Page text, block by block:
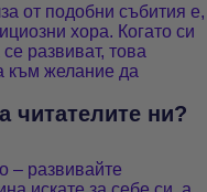
от подобни събития е,
хора. Когато си
развиват, това
към желание да
читателите ни?
– развивайте